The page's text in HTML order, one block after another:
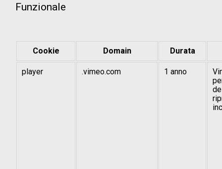
Funzionale
Cookie Domain Durata
player .vimeo.com 1 anno